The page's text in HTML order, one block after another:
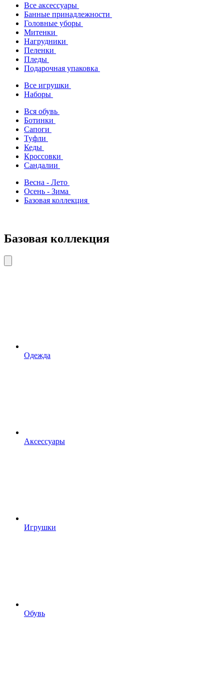
Все аксессуары
Банные принадлежности
Головные уборы
Митенки
Нагрудники
Пеленки
Пледы
Подарочная упаковка
Все игрушки
Наборы
Вся обувь
Ботинки
Сапоги
Туфли
Кеды
Кроссовки
Сандалии
Весна - Лето
Осень - Зима
Базовая коллекция
Базовая коллекция
Одежда
Аксессуары
Игрушки
Обувь